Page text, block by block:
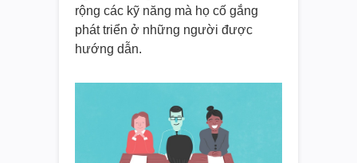
rộng các kỹ năng mà họ cố gắng
phát triển ở những người được
hướng dẫn.